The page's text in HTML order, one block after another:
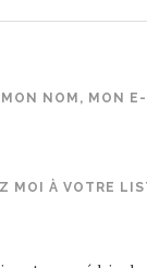
MON NOM, MON
MOI À VOTRE